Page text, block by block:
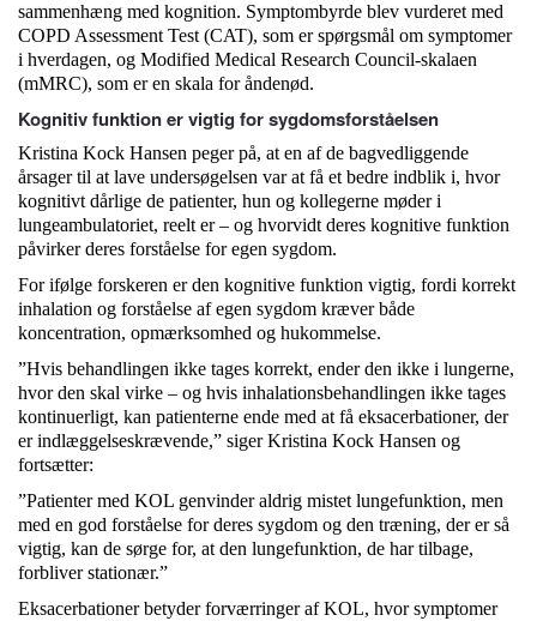
sammenhæng med kognition. Symptombyrde blev vurderet med
COPD Assessment Test (CAT), som er spørgsmål om symptomer
i hverdagen, og Modified Medical Research Council-skalaen
(mMRC), som er en skala for åndenød.
Kognitiv funktion er vigtig for sygdomsforståelsen
Kristina Kock Hansen peger på, at en af de bagvedliggende
årsager til at lave undersøgelsen var at få et bedre indblik i, hvor
kognitivt dårlige de patienter, hun og kollegerne møder i
lungeambulatoriet, reelt er – og hvorvidt deres kognitive funktion
påvirker deres forståelse for egen sygdom.
For ifølge forskeren er den kognitive funktion vigtig, fordi korrekt
inhalation og forståelse af egen sygdom kræver både
koncentration, opmærksomhed og hukommelse.
”Hvis behandlingen ikke tages korrekt, ender den ikke i lungerne,
hvor den skal virke – og hvis inhalationsbehandlingen ikke tages
kontinuerligt, kan patienterne ende med at få eksacerbationer, der
er indlæggelseskrævende,” siger Kristina Kock Hansen og
fortsætter:
”Patienter med KOL genvinder aldrig mistet lungefunktion, men
med en god forståelse for deres sygdom og den træning, der er så
vigtig, kan de sørge for, at den lungefunktion, de har tilbage,
forbliver stationær.”
Eksacerbationer betyder forværringer af KOL, hvor symptomer